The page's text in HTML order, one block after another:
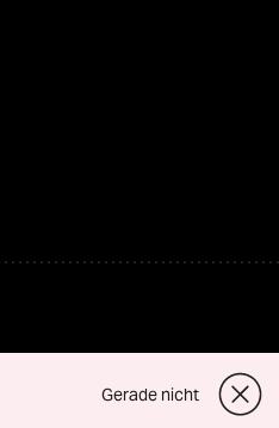
Gerade nicht